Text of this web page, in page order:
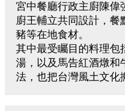
宮中餐廳行政主廚陳偉
廚王輔立共同設計，餐
豬等在地食材。
其中最受矚目的料理包
湯，以及馬告紅酒燉和
法，也把台灣風土文化